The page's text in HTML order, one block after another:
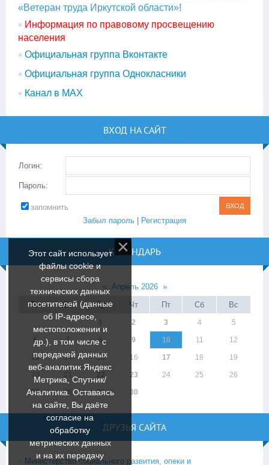
«Ветеран труда Иркутской области»!
Информация по правовому просвещению
населения
Официальная группа Вконтакте
Официальная группа Однокласники
Канал в МАХ
ВХОД НА САЙТ
Логин:
Пароль:
запомнить
Забыл пароль
Регистрация
КАЛЕНДАРЬ
« Апрель 2026 »
Пн
Вт Ср Чт Пт Сб Вс
2 3 4 5
6 7 8 9 10 11 12
13 14 15 16 17 18 19
20 23 24 25 26
27 28 29 30
ДРУЗЬЯ САЙТА
Министерство социального развития, опеки и
Этот сайт использует
файлы cookie и
сервисы сбора
технических данных
посетителей (данные
об IP-адресе,
местоположении и
др.), в том числе с
передачей данных
веб-аналитик Яндекс
Метрика, Спутник/
Аналитика. Оставаясь
на сайте, Вы даёте
согласие на
обработку
метрических данных
и на их передачу